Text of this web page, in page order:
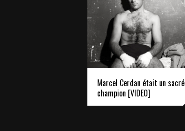
Marcel Cerdan était un sacré
champion [VIDEO]